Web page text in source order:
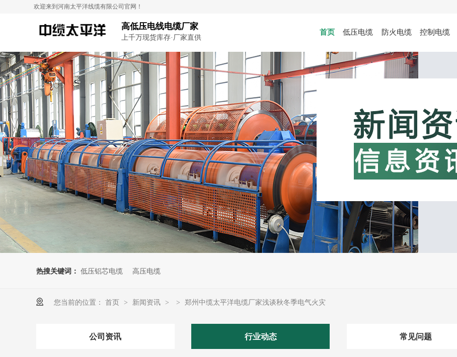
欢迎来到河南太平洋线缆有限公司官网！
高低压电线电缆厂家
上千万现货库存·厂家直供
首页 低压电缆 防火电缆 控制电缆
热搜关键词： 低压铝芯电缆 高压电缆
您当前的位置： 首页 > 新闻资讯 > > 郑州中缆太平洋电缆厂家浅谈秋冬季电气火灾
公司资讯 行业动态 常见问题